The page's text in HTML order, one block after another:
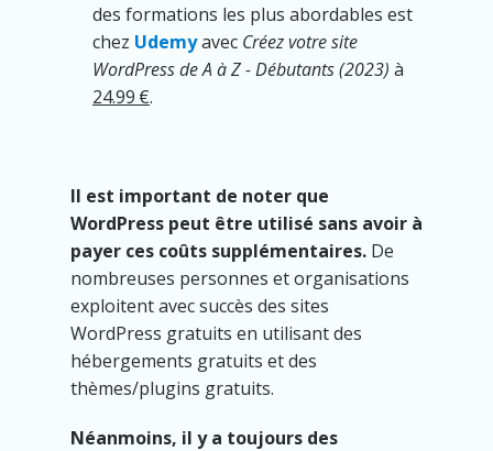
des formations les plus abordables est
chez Udemyavec Créez votre site
WordPress de A à Z - Débutants (2023) à
24.99 €.
Il est important de noter que
WordPress peut être utilisé sans avoir à
payer ces coûts supplémentaires. De
nombreuses personnes et organisations
exploitent avec succès des sites
WordPress gratuits en utilisant des
hébergements gratuits et des
thèmes/plugins gratuits.
Néanmoins, il y a toujours des